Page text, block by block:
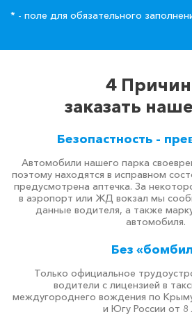
* - поле для обязательного
4
заказать
Безопастность -
Автомобили нашего парка
поэтому находятся в исправном
предусмотрена аптечка. За
в аэропорт или ЖД вокзал мы
данные водителя, а также
автомобиля.
Без
Только официальное
водители с лицензией в
междугороднего вождения по
и Югу России от 8